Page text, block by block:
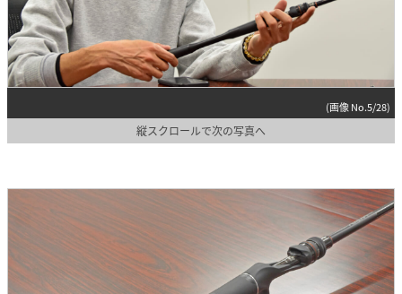
(画像 No.5/28)
縦スクロールで次の写真へ